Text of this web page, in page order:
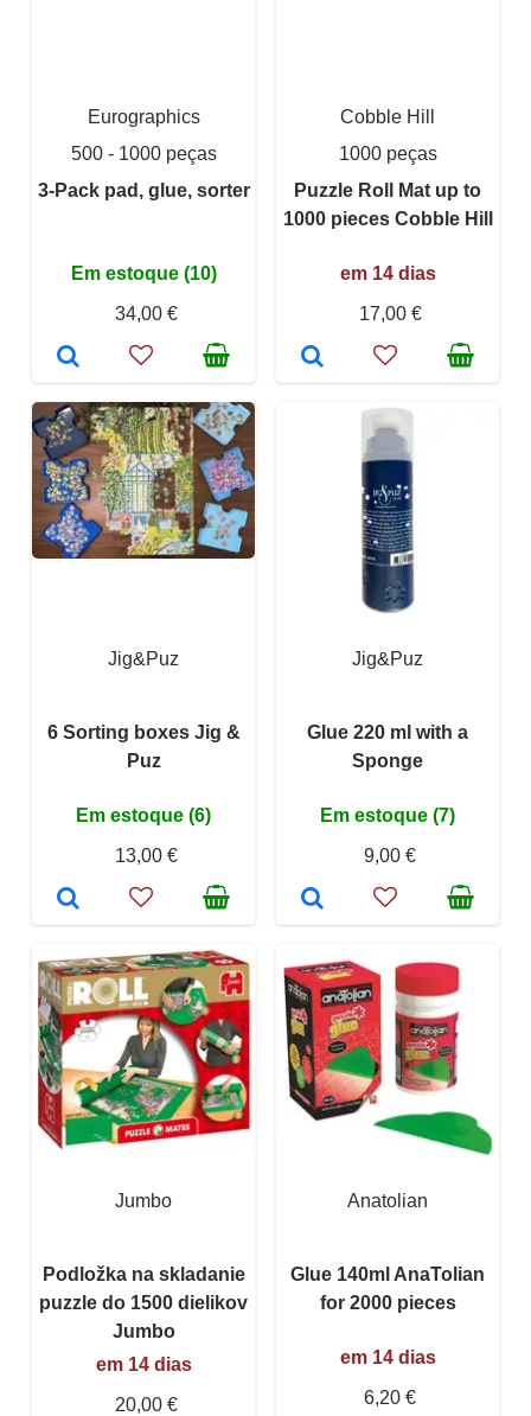
Eurographics
500 - 1000 peças
3-Pack pad, glue, sorter
Em estoque (10)
34,00 €
Cobble Hill
1000 peças
Puzzle Roll Mat up to
1000 pieces Cobble Hill
em 14 dias
17,00 €
Jig&Puz
6 Sorting boxes Jig &
Puz
Em estoque (6)
13,00 €
Jig&Puz
Glue 220 ml with a
Sponge
Em estoque (7)
9,00 €
Jumbo
Podložka na skladanie
puzzle do 1500 dielikov
Jumbo
em 14 dias
20,00 €
Anatolian
Glue 140ml AnaTolian
for 2000 pieces
em 14 dias
6,20 €